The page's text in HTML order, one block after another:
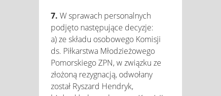
7. W sprawach personalnych
podjęto następujące decyzje:
a) ze składu osobowego Komisji
ds. Piłkarstwa Młodzieżowego
Pomorskiego ZPN, w związku ze
złożoną rezygnacją, odwołany
został Ryszard Hendryk,